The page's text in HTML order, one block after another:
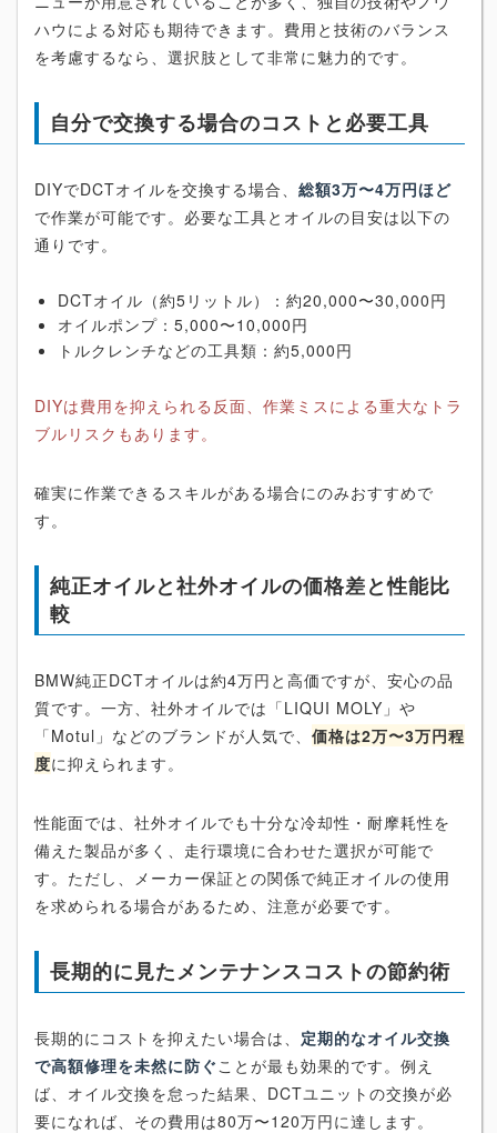
ハウによる対応も期待できます。費用と技術のバランス
を考慮するなら、選択肢として非常に魅力的です。
自分で交換する場合のコストと必要工具
DIYでDCTオイルを交換する場合、 総額3万〜4万円ほど
で作業が可能です。必要な工具とオイルの目安は以下の
通りです。
DCTオイル（約5リットル）：約20,000〜30,000円
オイルポンプ：5,000〜10,000円
トルクレンチなどの工具類：約5,000円
DIYは費用を抑えられる反面、作業ミスによる重大なトラ
ブルリスクもあります。
確実に作業できるスキルがある場合にのみおすすめで
す。
純正オイルと社外オイルの価格差と性能比
較
BMW純正DCTオイルは約4万円と高価ですが、安心の品
質です。一方、社外オイルでは「LIQUI MOLY」や
「Motul」などのブランドが人気で、 価格は2万〜3万円程
度に抑えられます。
性能面では、社外オイルでも十分な冷却性・耐摩耗性を
備えた製品が多く、走行環境に合わせた選択が可能で
す。ただし、メーカー保証との関係で純正オイルの使用
を求められる場合があるため、注意が必要です。
長期的に見たメンテナンスコストの節約術
長期的にコストを抑えたい場合は、 定期的なオイル交換
で高額修理を未然に防ぐ ことが最も効果的です。例え
ば、オイル交換を怠った結果、DCTユニットの交換が必
要になれば、その費用は80万〜120万円に達します。